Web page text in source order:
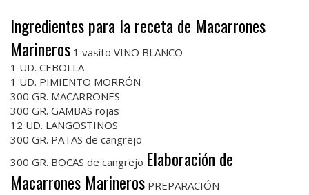
Ingredientes para la receta de Macarrones
Marineros 1 vasito VINO BLANCO
1 UD. CEBOLLA
1 UD. PIMIENTO MORRÓN
300 GR. MACARRONES
300 GR. GAMBAS rojas
12 UD. LANGOSTINOS
300 GR. PATAS de cangrejo
300 GR. BOCAS de cangrejo Elaboración de
Macarrones Marineros PREPARACIÓN